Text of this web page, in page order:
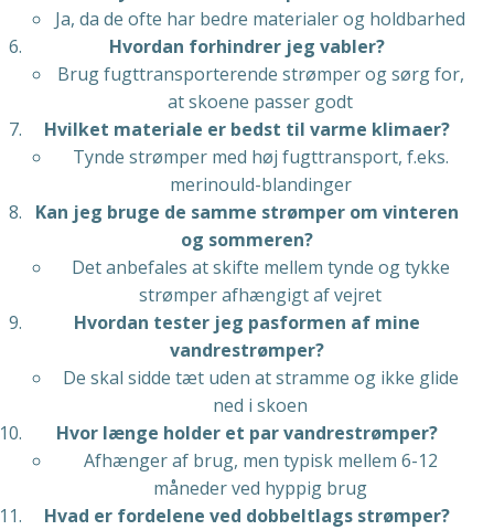
Ja, da de ofte har bedre materialer og holdbarhed
Hvordan forhindrer jeg vabler?
Brug fugttransporterende strømper og sørg for,
at skoene passer godt
Hvilket materiale er bedst til varme klimaer?
Tynde strømper med høj fugttransport, f.eks.
merinould-blandinger
Kan jeg bruge de samme strømper om vinteren
og sommeren?
Det anbefales at skifte mellem tynde og tykke
strømper afhængigt af vejret
Hvordan tester jeg pasformen af mine
vandrestrømper?
De skal sidde tæt uden at stramme og ikke glide
ned i skoen
Hvor længe holder et par vandrestrømper?
Afhænger af brug, men typisk mellem 6-12
måneder ved hyppig brug
Hvad er fordelene ved dobbeltlags strømper?